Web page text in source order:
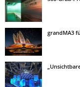
grandMA3